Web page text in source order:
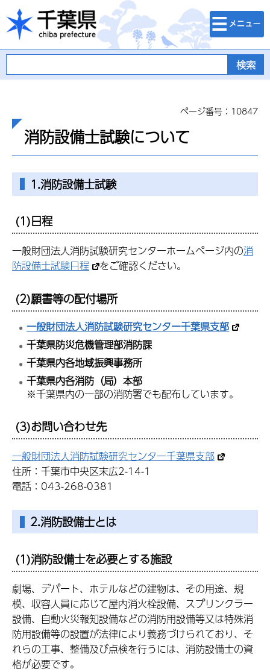
千葉県
検索・メニュ
ー
ページ番号：10847
消防設備士試験について
1.消防設備士試験
(1)日程
一般財団法人消防試験研究センターホームページ内の消
防設備士試験日程
をご確認ください。
(2)願書等の配付場所
一般財団法人消防試験研究センター千葉県支部
千葉県防災危機管理部消防課
千葉県内各地域振興事務所
千葉県内各消防（局）本部
※千葉県内の一部の消防署でも配布しています。
(3)お問い合わせ先
一般財団法人消防試験研究センター千葉県支部
住所：千葉市中央区末広2-14-1
電話：043-268-0381
2.消防設備士とは
(1)消防設備士を必要とする施設
劇場、デパート、ホテルなどの建物は、その用途、規
模、収容人員に応じて屋内消火栓設備、スプリンクラー
設備、自動火災報知設備などの消防用設備等又は特殊消
防用設備等の設置が法律により義務づけられており、そ
れらの工事、整備及び点検を行うには、消防設備士の資
格が必要です。